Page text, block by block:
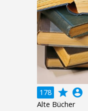
178 grade account_circle
Alte Bücher